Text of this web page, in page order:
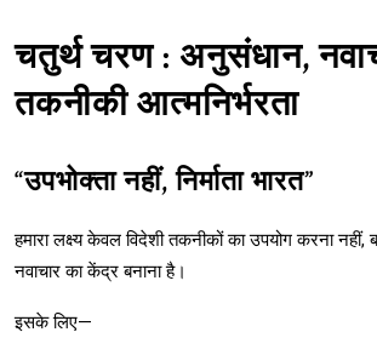
चतुर्थ चरण : अनुसंधान,
तकनीकी आत्मनिर्भरता
“उपभोक्ता नहीं, निर्माता भारत”
हमारा लक्ष्य केवल विदेशी तकनीकों का उपयोग करना नहीं,
नवाचार का केंद्र बनाना है।
इसके लिए—